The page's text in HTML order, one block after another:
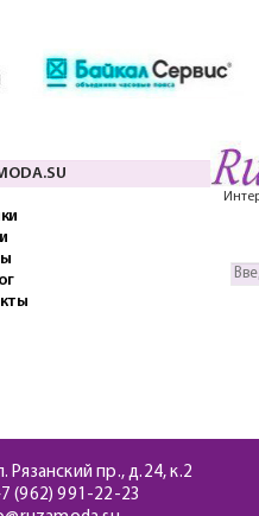
Рязанский пр., д.24, к.2
(962) 991-22-23